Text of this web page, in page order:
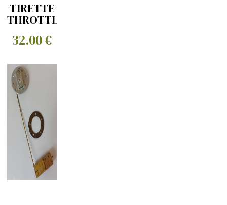
TIRETTE
THROTTLE
LONG
32.00 €